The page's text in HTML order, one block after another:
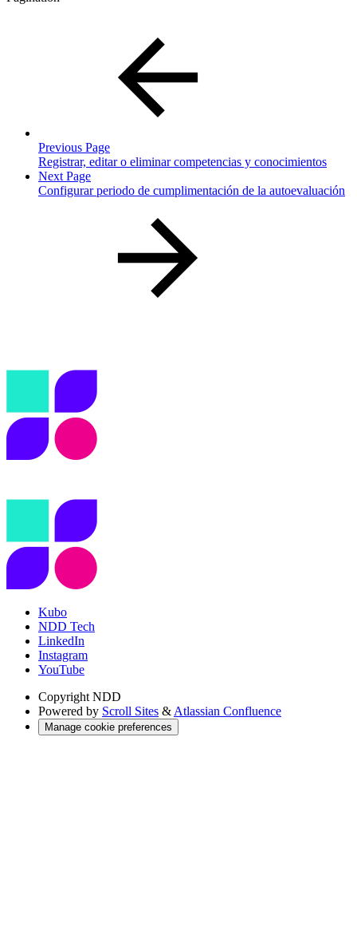
Previous Page
Registrar, editar o eliminar competencias y conocimientos
Next Page
Configurar periodo de cumplimentación de la autoevaluación
Kubo
NDD Tech
LinkedIn
Instagram
YouTube
Copyright NDD
Powered by Scroll Sites & Atlassian Confluence
Manage cookie preferences